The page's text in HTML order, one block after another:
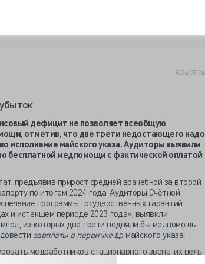
8/26/2024
дефицит не позволяет всеобщую
отметив, что две трети недостающего надо
исполнение майского указа. Аудиторы выявили
бесплатной медпомощи с фактической оплатой
предъявив прирост средней врачебной за второй
по итогам 2024 года. Аудиторы Счётной
программы государственных гарантий
и истекшем периоде 2023 года», выявили
из которых две трети подняли бы медпомощь
зарплаты в первичкедо майского указа.
медработников стационарного звена, их цель
гарантированной государством и прописанной